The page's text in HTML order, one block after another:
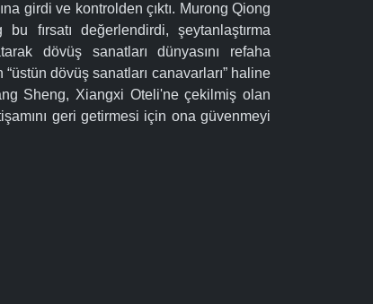
girdi ve kontrolden çıktı. Murong Qiong
fırsatı değerlendirdi, şeytanlaştırma
dövüş sanatları dünyasını refaha
dövüş sanatları canavarları” haline
Sheng, Xiangxi Oteli'ne çekilmiş olan
geri getirmesi için ona güvenmeyi